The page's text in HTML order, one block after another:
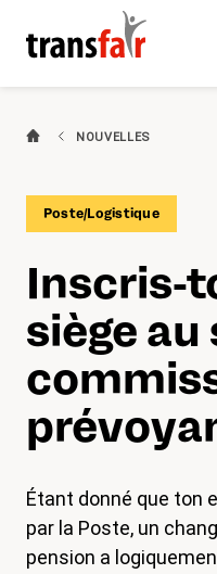
nouvelle
Nouvelles
magazine
Shop
Branches
Engagement
À propos de
Avantages
NOUVELLES
Poste/Logistique
Inscris-
siège au
Étant donné que ton
par la Poste, un
pension a